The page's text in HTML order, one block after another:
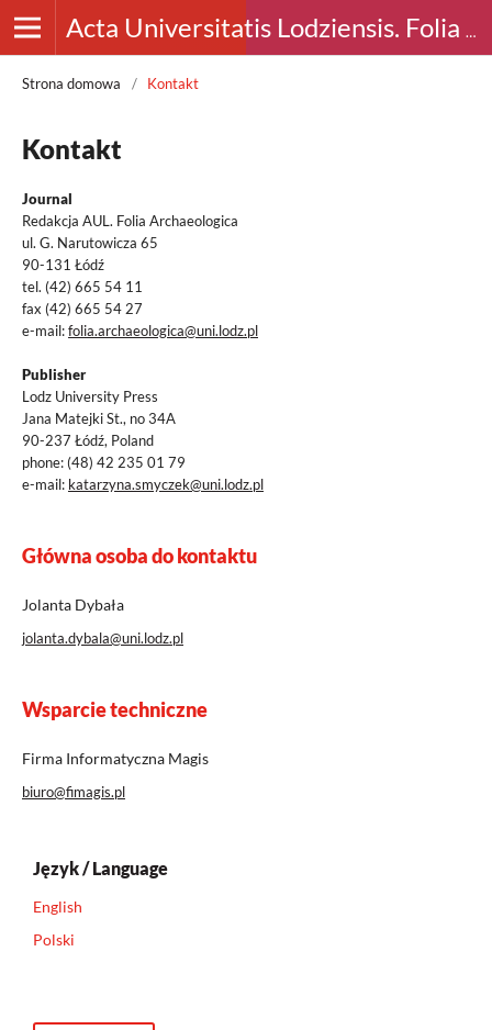
Acta Universitatis Lodziensis. Folia Archaeologica
Strona domowa / Kontakt
Kontakt
Journal
Redakcja AUL. Folia Archaeologica
ul. G. Narutowicza 65
90-131 Łódź
tel. (42) 665 54 11
fax (42) 665 54 27
e-mail:folia.archaeologica@uni.lodz.pl
Publisher
Lodz University Press
Jana Matejki St., no 34A
90-237 Łódź, Poland
phone: (48) 42 235 01 79
e-mail: katarzyna.smyczek@uni.lodz.pl
Główna osoba do kontaktu
Jolanta Dybała
jolanta.dybala@uni.lodz.pl
Wsparcie techniczne
Firma Informatyczna Magis
biuro@fimagis.pl
Język / Language
English
Polski